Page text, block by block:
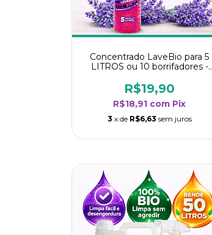
Concentrado LaveBio para 5
LITROS ou 10 borrifadores -
- Lavanda
R$19,90
R$18,91 com Pix
3 x de R$6,63 sem juros